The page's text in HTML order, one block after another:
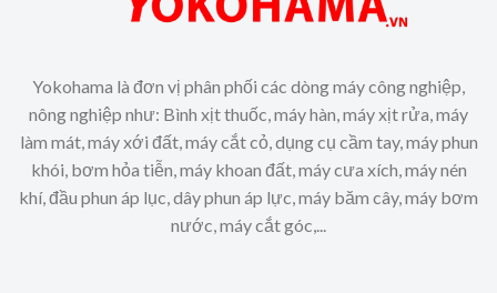
Yokohama là đơn vị phân phối các dòng máy công nghiệp,
nông nghiệp như: Bình xịt thuốc, máy hàn, máy xịt rửa, máy
làm mát, máy xới đất, máy cắt cỏ, dụng cụ cầm tay, máy phun
khói, bơm hỏa tiễn, máy khoan đất, máy cưa xích, máy nén
khí, đầu phun áp lục, dây phun áp lực, máy băm cây, máy bơm
nước, máy cắt góc,...